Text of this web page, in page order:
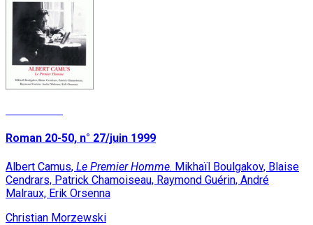
Roman 20-50, n° 27/juin 1999
Albert Camus, Le Premier Homme. Mikhaïl Boulgakov, Blaise
Cendrars, Patrick Chamoiseau, Raymond Guérin, André
Malraux, Erik Orsenna
Christian Morzewski